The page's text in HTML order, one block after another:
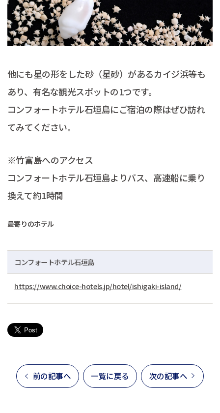
他にも星の形をした砂（星砂）があるカイジ浜等も
あり、有名な観光スポットの1つです。
コンフォートホテル石垣島にご宿泊の際はぜひ訪れ
てみてください。
※竹富島へのアクセス
コンフォートホテル石垣島よりバス、高速船に乗り
換えて約1時間
最寄りのホテル
コンフォートホテル石垣島
https://www.choice-hotels.jp/hotel/ishigaki-island/
前の記事へ 一覧に戻る 次の記事へ